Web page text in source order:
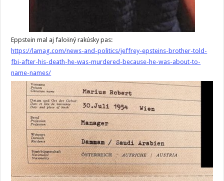
Eppstein mal aj falošný rakúsky pas:
https://lamag.com/news-and-politics/jeffrey-epsteins-brother-told-
fbi-after-his-death-he-was-murdered-because-he-was-about-to-
name-names/